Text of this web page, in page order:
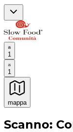
1
1
mappa
Esperienze
Scanno: